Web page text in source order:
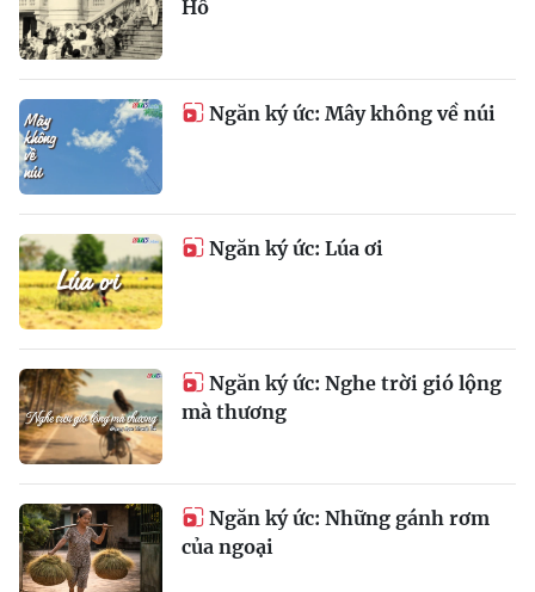
Hồ
Ngăn ký ức: Mây không về núi
Ngăn ký ức: Lúa ơi
Ngăn ký ức: Nghe trời gió lộng
mà thương
Ngăn ký ức: Những gánh rơm
của ngoại